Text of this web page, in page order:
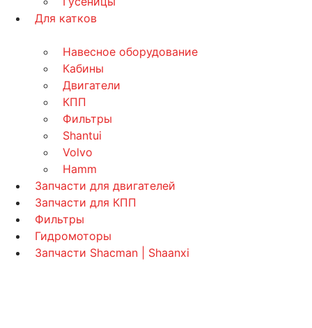
Для катков
Навесное оборудование
Кабины
Двигатели
КПП
Фильтры
Shantui
Volvo
Hamm
Запчасти для двигателей
Запчасти для КПП
Фильтры
Гидромоторы
Запчасти Shacman | Shaanxi